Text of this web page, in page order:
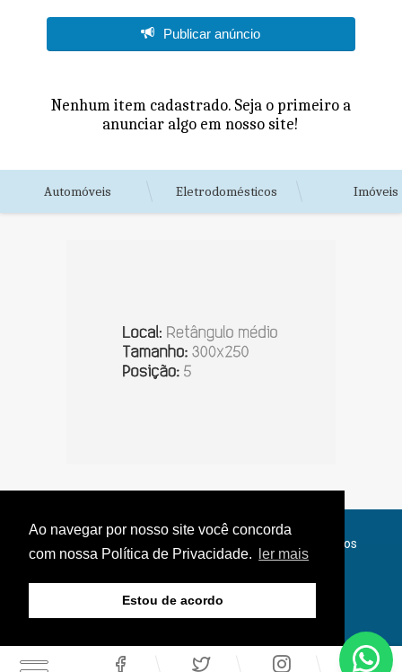
Ao navegar por nosso site você concorda
com nossa Política de Privacidade.
ler mais
Estou de acordo
Publicar anúncio
Nenhum item cadastrado. Seja o primeiro a
anunciar algo em nosso site!
Automóveis Eletrodomésticos Imóveis
© Copyright 2026 - Jornal do Interior - Todos os direitos
reservados